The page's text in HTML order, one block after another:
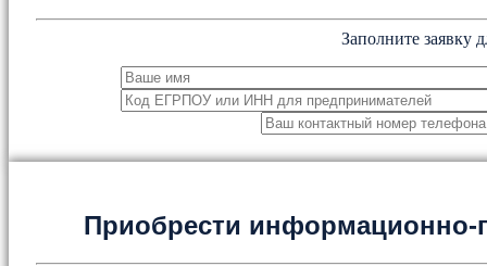
Заполните заявку
Приобрести